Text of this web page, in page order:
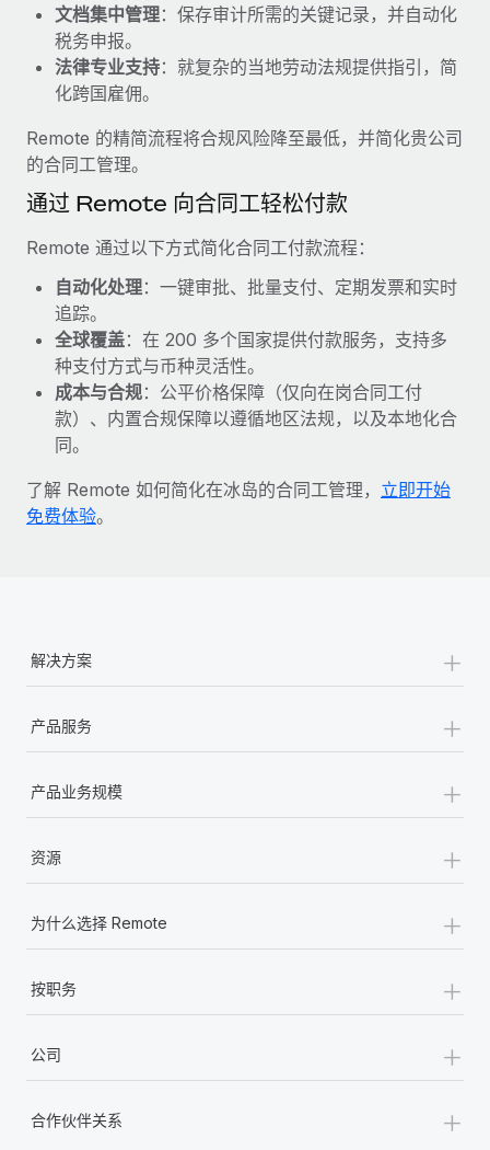
实体设立
快速建立合规实体
人员调配与搬迁
轻松搬迁员工
福利
轻松管理员工福利
Reverse Tech's strategic partnership with
Remote for contractor management and
payroll
Reverse Tech at a glance Health and wellness startup,
Reverse Tech, partnered with Remote to manage...
了解更多
As the global workforce continues to expand in response
to the demands of today’s labor market, the...
了解更多
What a Workday global payroll implementation
actually looks like
Most teams hear "payroll implementation" and picture a
six-month project with a dedicated team....
了解更多
文档集中管理：保存审计所需的关键记录，并自动化
税务申报。
法律专业支持：就复杂的当地劳动法规提供指引，简
化跨国雇佣。
Remote 的精简流程将合规风险降至最低，并简化贵公司
的合同工管理。
通过 Remote 向合同工轻松付款
Remote 通过以下方式简化合同工付款流程：
自动化处理：一键审批、批量支付、定期发票和实时
追踪。
全球覆盖：在 200 多个国家提供付款服务，支持多
种支付方式与币种灵活性。
成本与合规：公平价格保障（仅向在岗合同工付
款）、内置合规保障以遵循地区法规，以及本地化合
同。
了解 Remote 如何简化在冰岛的合同工管理， 立即开始
免费体验。
解决方案 +
产品服务 +
产品业务规模 +
资源 +
为什么选择 Remote +
按职务 +
公司 +
合作伙伴关系 +